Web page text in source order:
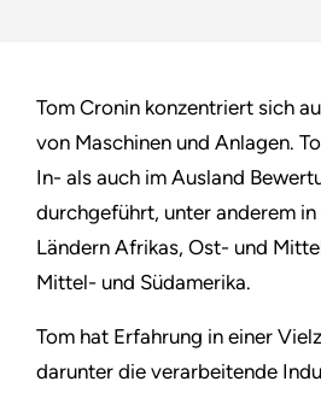
Tom Cronin konzentriert sich
von Maschinen und Anlagen.
In- als auch im Ausland
durchgeführt, unter anderem
Ländern Afrikas, Ost- und
Mittel- und Südamerika.
Tom hat Erfahrung in einer
darunter die verarbeitende